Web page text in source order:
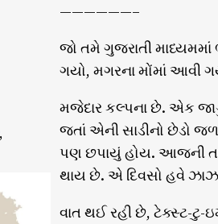
——————–
જો તમે ગુજરાતી માધ્યમમાં
ગયો, મગરના મોંમાં આવી
મજેદાર કલ્પના છે. એક
જતાં એની સાડીનો છેડો
પણ છપાયું હોય. આજની
થાય છે. એ દિવસો હવે
વાત થઈ રહી છે, ટેક્સ્ટ-